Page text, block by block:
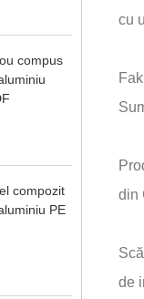
compus
compozit
PE
cu
din
de